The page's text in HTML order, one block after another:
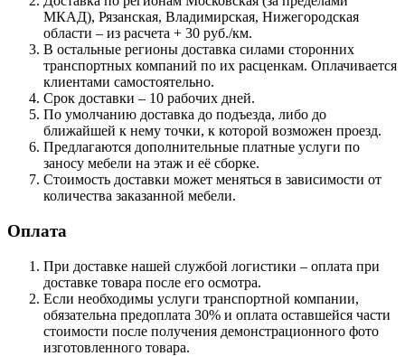
МКАД), Рязанская, Владимирская, Нижегородская
области – из расчета + 30 руб./км.
В остальные регионы доставка силами сторонних
транспортных компаний по их расценкам. Оплачивается
клиентами самостоятельно.
Срок доставки – 10 рабочих дней.
По умолчанию доставка до подъезда, либо до
ближайшей к нему точки, к которой возможен проезд.
Предлагаются дополнительные платные услуги по
заносу мебели на этаж и её сборке.
Стоимость доставки может меняться в зависимости от
количества заказанной мебели.
Оплата
При доставке нашей службой логистики – оплата при
доставке товара после его осмотра.
Если необходимы услуги транспортной компании,
обязательна предоплата 30% и оплата оставшейся части
стоимости после получения демонстрационного фото
изготовленного товара.